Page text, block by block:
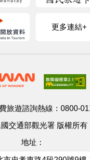
更多連結+
旅遊諮詢熱線： 0800-
交通部觀光署 版權所有
地址：